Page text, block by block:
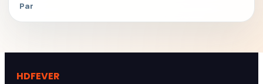
Par
HDFEVER